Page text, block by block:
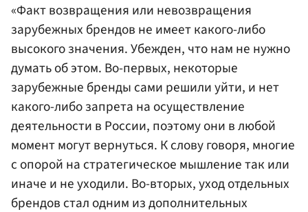
«Факт возвращения или невозвращения
зарубежных брендов не имеет какого-либо
высокого значения. Убежден, что нам не нужно
думать об этом. Во-первых, некоторые
зарубежные бренды сами решили уйти, и нет
какого-либо запрета на осуществление
деятельности в России, поэтому они в любой
момент могут вернуться. К слову говоря, многие
с опорой на стратегическое мышление так или
иначе и не уходили. Во-вторых, уход отдельных
брендов стал одним из дополнительных